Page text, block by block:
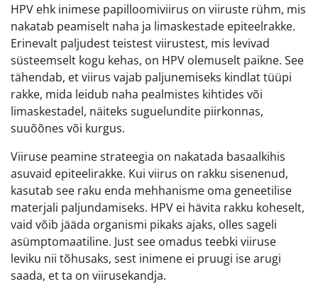
HPV ehk inimese papilloomiviirus on viiruste rühm, mis
nakatab peamiselt naha ja limaskestade epiteelrakke.
Erinevalt paljudest teistest viirustest, mis levivad
süsteemselt kogu kehas, on HPV olemuselt paikne. See
tähendab, et viirus vajab paljunemiseks kindlat tüüpi
rakke, mida leidub naha pealmistes kihtides või
limaskestadel, näiteks suguelundite piirkonnas,
suuõõnes või kurgus.
Viiruse peamine strateegia on nakatada basaalkihis
asuvaid epiteelirakke. Kui viirus on rakku sisenenud,
kasutab see raku enda mehhanisme oma geneetilise
materjali paljundamiseks. HPV ei hävita rakku koheselt,
vaid võib jääda organismi pikaks ajaks, olles sageli
asümptomaatiline. Just see omadus teebki viiruse
leviku nii tõhusaks, sest inimene ei pruugi ise arugi
saada, et ta on viirusekandja.